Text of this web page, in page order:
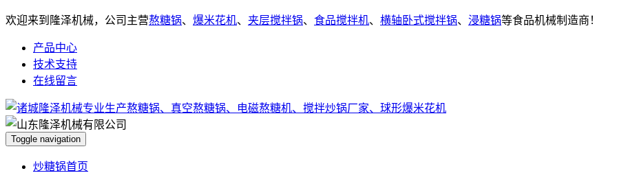
欢迎来到隆泽机械，公司主营熬糖锅、 爆米花机、 夹层搅拌锅、 食品搅拌机、 横轴卧式搅拌锅、 浸糖锅等食品机械制造商！
产品中心
技术支持
在线留言
Toggle navigation
炒糖锅首页